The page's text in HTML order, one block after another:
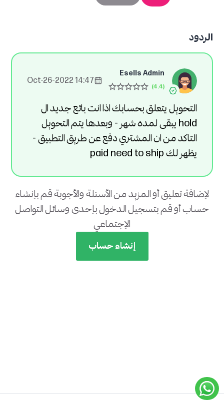
الردود
Esells Admin
14:47 2022-Oct-26
التحويل يتعلق بحسابك اذا انت بائع جديد ال
hold يبقى لمده شهر - وبعدها يتم التحويل
التاكد من ان المشتري دفع عن طريق التطبيق -
يظهر لك paid need to ship
لإضافة تعليق أو المزيد من الأسئلة والأجوبة قم بإنشاء
حساب أو قم بتسجيل الدخول بإحدى وسائل التواصل
الإجتماعي
إنشاء حساب